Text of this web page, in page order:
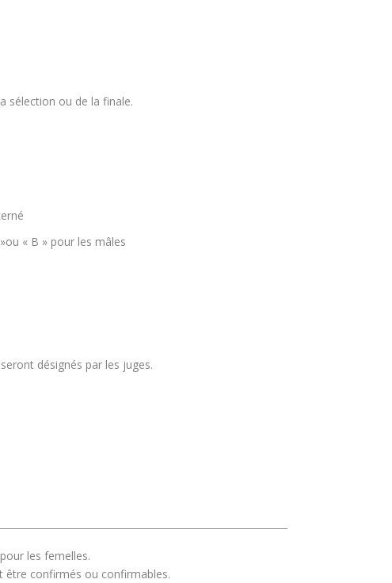
sélection ou de la finale.
« B » pour les mâles
désignés par les juges.
les femelles.
être confirmés ou confirmables.